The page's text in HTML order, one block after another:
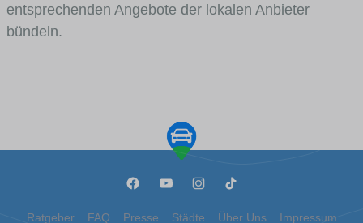
entsprechenden Angebote der lokalen Anbieter
bündeln.
Ratgeber FAQ Presse Städte Über Uns Impressum